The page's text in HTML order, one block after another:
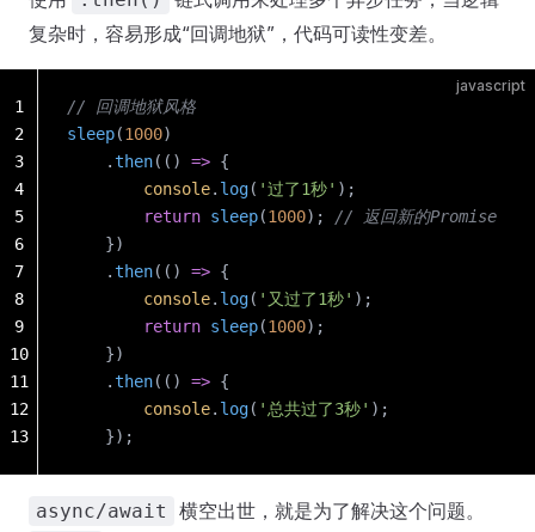
复杂时，容易形成“回调地狱”，代码可读性变差。
javascript
// 回调地狱风格
sleep(1000)
    .
then(() => {
        console
. log( '过了1秒' );
        return
sleep(1000); // 返回新的Promise
    })
    .
then(() => {
        console
. log( '又过了1秒' );
        return
sleep(1000);
    })
    .
then(() => {
        console
. log( '总共过了3秒' );
    });
1
2
3
4
5
6
7
8
9
10
11
12
13
async/await 横空出世，就是为了解决这个问题。